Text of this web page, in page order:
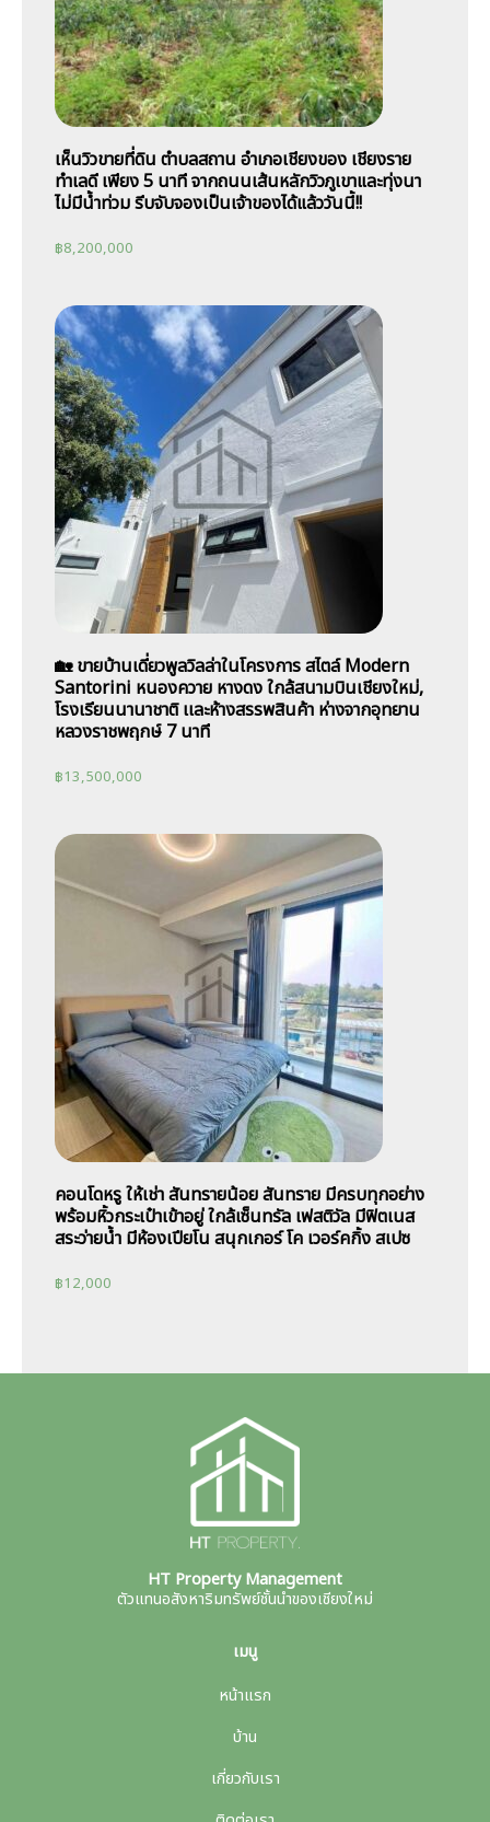
เห็นวิวขายที่ดิน ตำบลสถาน อำเภอเชียงของ เชียงราย
ทำเลดี เพียง 5 นาที จากถนนเส้นหลักวิวภูเขาและทุ่งนา
ไม่มีน้ำท่วม รีบจับจองเป็นเจ้าของได้แล้ววันนี้!!
฿8,200,000
🏡 ขายบ้านเดี่ยวพูลวิลล่าในโครงการ สไตล์ Modern
Santorini หนองควาย หางดง ใกล้สนามบินเชียงใหม่,
โรงเรียนนานาชาติ เเละห้างสรรพสินค้า ห่างจากอุทยาน
หลวงราชพฤกษ์ 7 นาที
฿13,500,000
คอนโดหรู ให้เช่า สันทรายน้อย สันทราย มีครบทุกอย่าง
พร้อมหิ้วกระเป๋าเข้าอยู่ ใกล้เซ็นทรัล เฟสติวัล มีฟิตเนส
สระว่ายน้ำ มีห้องเปียโน สนุกเกอร์ โค เวอร์คกิ้ง สเปซ
฿12,000
HT Property Management
ตัวแทนอสังหาริมทรัพย์ชั้นนำของเชียงใหม่
เมนู
หน้าแรก
บ้าน
เกี่ยวกับเรา